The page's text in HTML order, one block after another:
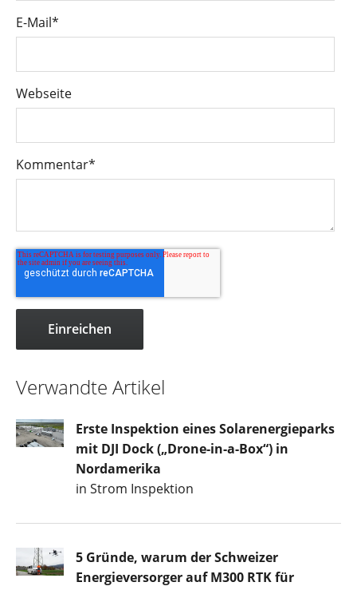
E-Mail*
Webseite
Kommentar*
Verwandte Artikel
Erste Inspektion eines Solarenergieparks
mit DJI Dock („Drone-in-a-Box“) in
Nordamerika
in Strom Inspektion
5 Gründe, warum der Schweizer
Energieversorger auf M300 RTK für